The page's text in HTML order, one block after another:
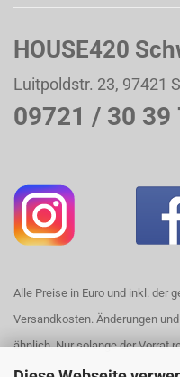
HOUSE420
Luitpoldstr. 23, 97421
09721 / 30 39
Alle Preise in Euro und inkl. der
Versandkosten. Änderungen
ähnlich. Nur solange der Vorrat